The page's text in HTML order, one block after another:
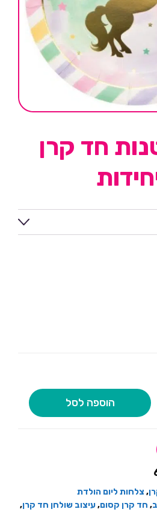
חד קרן
הוספה לסל
, צלחות ליום הולדת
, חד קרן קסום,עיצוב שולחן חד קרן,